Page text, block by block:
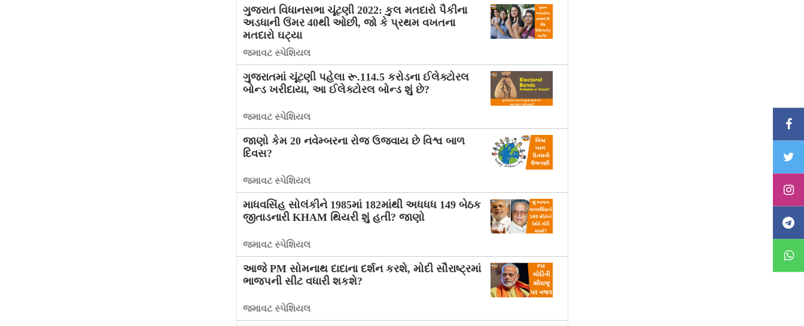
ગુજરાત વિધાનસભા ચૂંટણી 2022: કુલ મતદારો પૈકીના
અડધાની ઉંમર 40થી ઓછી, જો કે પ્રથમ વખતના
મતદારો ઘટ્યા
જમાવટ સ્પેશિયલ
ગુજરાતમાં ચૂંટણી પહેલા રૂ.114.5 કરોડના ઈલેક્ટોરલ
બોન્ડ ખરીદાયા, આ ઈલેક્ટોરલ બોન્ડ શું છે?
જમાવટ સ્પેશિયલ
જાણો કેમ 20 નવેમ્બરના રોજ ઉજવાય છે વિશ્વ બાળ
દિવસ?
જમાવટ સ્પેશિયલ
માધવસિંહ સોલંકીને 1985માં 182માંથી અધધધ 149 બેઠક
જીતાડનારી KHAM થિયરી શું હતી? જાણો
જમાવટ સ્પેશિયલ
આજે PM સોમનાથ દાદાના દર્શન કરશે, મોદી સૌરાષ્ટ્રમાં
ભાજપની સીટ વધારી શકશે?
જમાવટ સ્પેશિયલ